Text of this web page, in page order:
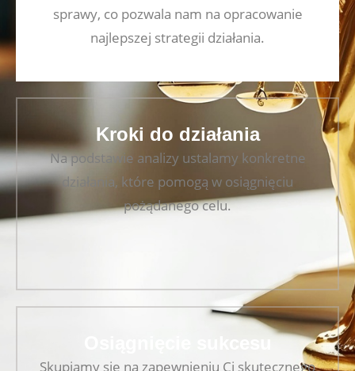
sprawy, co pozwala nam na opracowanie
najlepszej strategii działania.
Kroki do działania
Na podstawie analizy ustalamy konkretne
działania, które pomogą w osiągnięciu
pożądanego celu.
Skupiamy się na zapewnieniu Ci skutecznego